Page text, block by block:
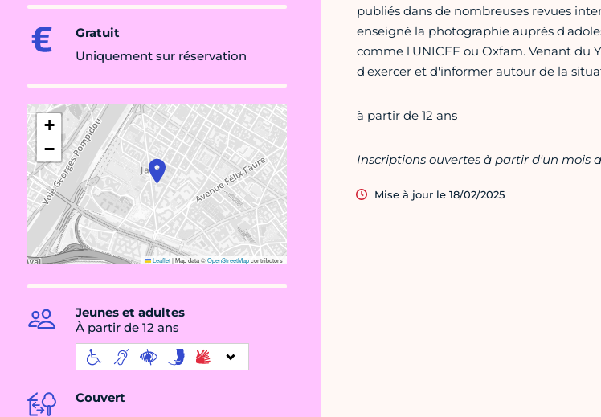
Gratuit
Uniquement sur réservation
+
−
Leaflet|Map data ©OpenStreetMapcontributors
Jeunes et adultes
À partir de 12 ans
Couvert
publiés dans de nombreuses revues
enseigné la photographie auprès
comme l'UNICEF ou Oxfam. Venant du
d'exercer et d'informer autour de la
à partir de 12 ans
Inscriptions ouvertes à partir d'un mois
Mise à jour le 18/02/2025